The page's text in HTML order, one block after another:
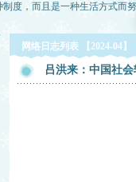
度，而且是一种生活方式而
网络日志列表 【2024-04】
吕洪来：中国社